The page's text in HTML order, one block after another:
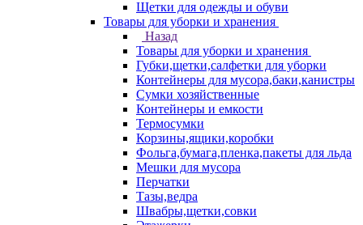
Щетки для одежды и обуви
Товары для уборки и хранения
Назад
Товары для уборки и хранения
Губки,щетки,салфетки для уборки
Контейнеры для мусора,баки,канистры
Сумки хозяйственные
Контейнеры и емкости
Термосумки
Корзины,ящики,коробки
Фольга,бумага,пленка,пакеты для льда
Мешки для мусора
Перчатки
Тазы,ведра
Швабры,щетки,совки